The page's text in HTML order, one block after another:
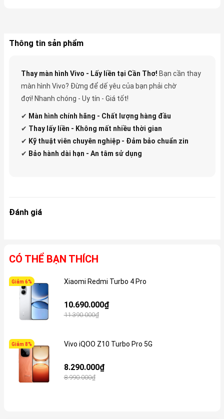
Thông tin sản phẩm
Thay màn hình Vivo - Lấy liền tại Cần Thơ! Bạn cần thay
màn hình Vivo? Đừng để dế yêu của bạn phải chờ
đợi! Nhanh chóng - Uy tín - Giá tốt!
✔ Màn hình chính hãng - Chất lượng hàng đầu
✔ Thay lấy liền - Không mất nhiều thời gian
✔ Kỹ thuật viên chuyên nghiệp - Đảm bảo chuẩn zin
✔ Bảo hành dài hạn - An tâm sử dụng
Đánh giá
CÓ THỂ BẠN THÍCH
Giảm 6% Xiaomi Redmi Turbo 4 Pro
10.690.000₫
11.390.000₫
Giảm 8% Vivo iQOO Z10 Turbo Pro 5G
8.290.000₫
8.990.000₫